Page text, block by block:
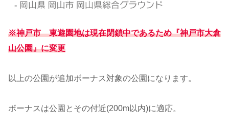
※神戸市 東遊園地は現在閉鎖中であるため『神戸市大倉
山公園』に変更
以上の公園が追加ボーナス対象の公園になります。
ボーナスは公園とその付近(200m以内)に適応。